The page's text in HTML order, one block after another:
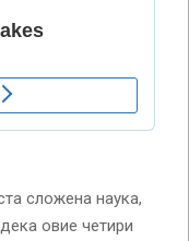
сложена наука,
овие четири